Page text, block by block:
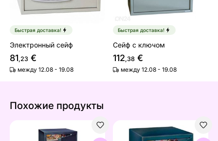
Быстрая доставка!
Электронный сейф
81,23 €
между 12.08 - 19.08
Быстрая доставка!
Сейф с ключом
112,38 €
между 12.08 - 19.08
Похожие продукты
Сейф Samoa 65 Сейф Samoa 40